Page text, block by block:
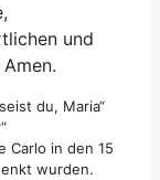
und
du, Maria“
Carlo in den 15
wurden.